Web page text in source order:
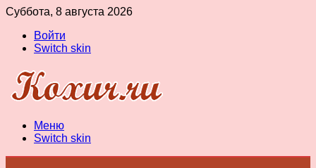
Суббота, 8 августа 2026
Войти
Switch skin
Меню
Switch skin